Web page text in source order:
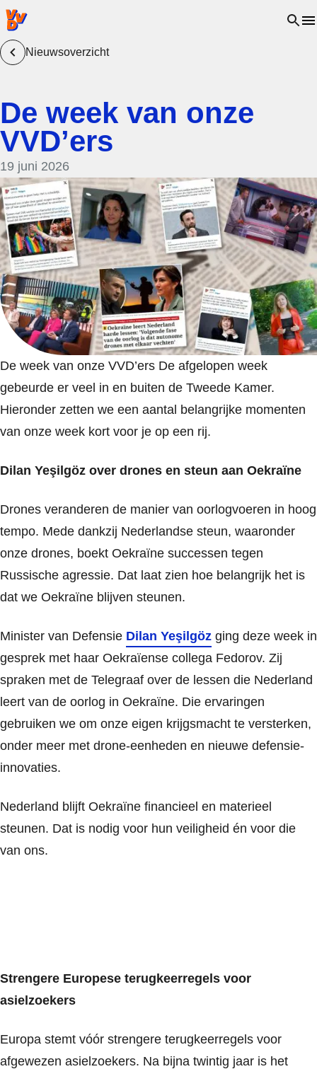
VVD.nl - Ga naar de homepage Open
Nieuwsoverzicht
De week van onze
VVD’ers
19 juni 2026
De week van onze VVD’ers De afgelopen week
gebeurde er veel in en buiten de Tweede Kamer.
Hieronder zetten we een aantal belangrijke momenten
van onze week kort voor je op een rij.
Dilan Yeşilgöz over drones en steun aan Oekraïne
Drones veranderen de manier van oorlogvoeren in hoog
tempo. Mede dankzij Nederlandse steun, waaronder
onze drones, boekt Oekraïne successen tegen
Russische agressie. Dat laat zien hoe belangrijk het is
dat we Oekraïne blijven steunen.
Minister van Defensie Dilan Yeşilgöz ging deze week in
gesprek met haar Oekraïense collega Fedorov. Zij
spraken met de Telegraaf over de lessen die Nederland
leert van de oorlog in Oekraïne. Die ervaringen
gebruiken we om onze eigen krijgsmacht te versterken,
onder meer met drone-eenheden en nieuwe defensie-
innovaties.
Nederland blijft Oekraïne financieel en materieel
steunen. Dat is nodig voor hun veiligheid én voor die
van ons.
Strengere Europese terugkeerregels voor
asielzoekers
Europa stemt vóór strengere terugkeerregels voor
afgewezen asielzoekers. Na bijna twintig jaar is het